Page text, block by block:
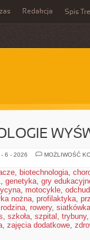
Redakcja Spis
6 - 2026
MOŻLIWOŚĆ
, biotechnologia,
, genetyka, gry
, motocykle,
nożna, profilaktyka,
rodzina, rowery, siatkówka
, szkoła, szpital , trybuny
, zajęcia dodatkowe,